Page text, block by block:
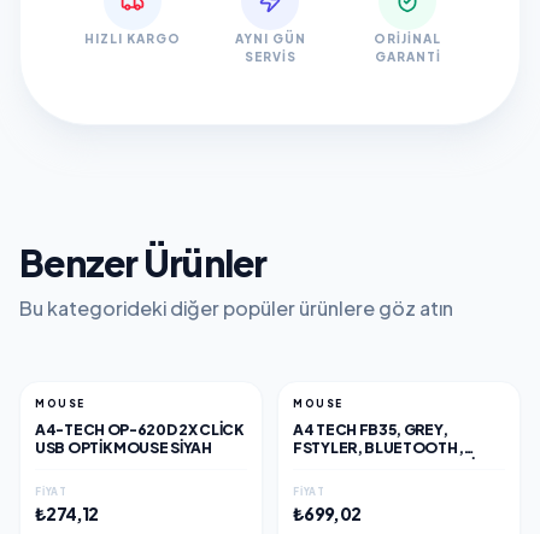
HIZLI KARGO
AYNI GÜN
SERVIS
ORIJINAL
GARANTI
Benzer Ürünler
Bu kategorideki diğer popüler ürünlere göz atın
MOUSE
A4-TECH OP-620D 2X CLICK
USB OPTIK MOUSE SIYAH
FIYAT
₺274,12
MOUSE
A4 TECH FB35, GREY,
FSTYLER, BLUETOOTH,
MOUSE, 10-15METRE, 6
FIYAT
₺699,02